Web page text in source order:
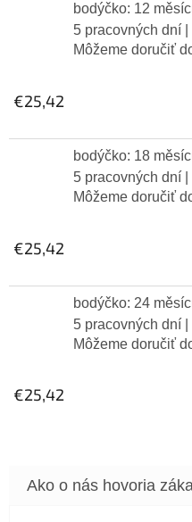
bodýčko: 12
5 pracovných dní
Môžeme doručiť
€25,42
bodýčko: 18
5 pracovných dní
Môžeme doručiť
€25,42
bodýčko: 24
5 pracovných dní
Môžeme doručiť
€25,42